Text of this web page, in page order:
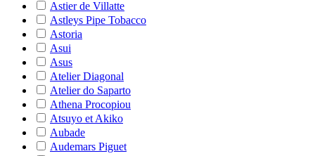
Astier de Villatte
Astleys Pipe Tobacco
Astoria
Asui
Asus
Atelier Diagonal
Atelier do Saparto
Athena Procopiou
Atsuyo et Akiko
Aubade
Audemars Piguet